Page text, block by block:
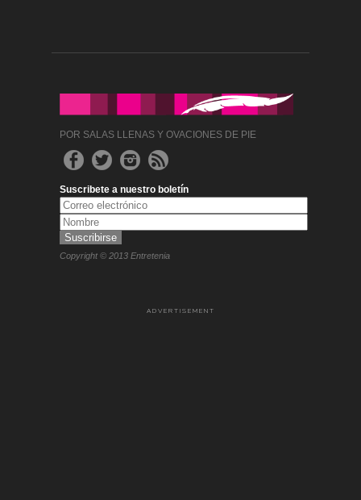
POR SALAS LLENAS Y OVACIONES DE PIE
Suscribete a nuestro boletín
Copyright © 2013 Entretenia
ADVERTISEMENT